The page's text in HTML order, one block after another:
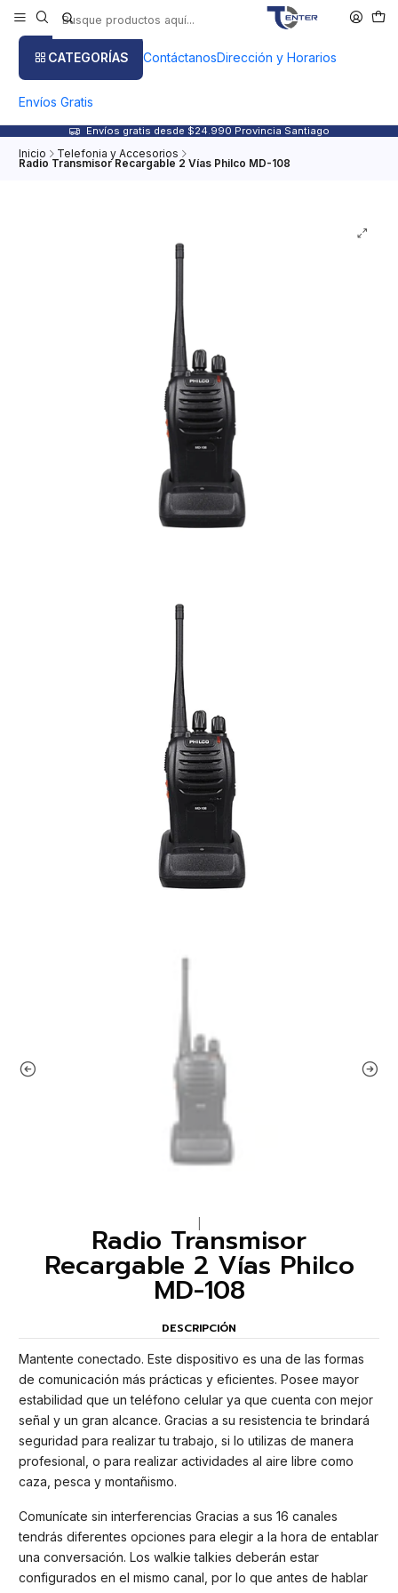
CATEGORÍAS ContáctanosDirección y Horarios
Envíos Gratis
Envíos gratis desde $24.990 Provincia Santiago
Inicio Telefonia y Accesorios
Radio Transmisor Recargable 2 Vías Philco MD-108
Radio Transmisor
Recargable 2 Vías Philco
MD-108
DESCRIPCIÓN
Mantente conectado. Este dispositivo es una de las formas
de comunicación más prácticas y eficientes. Posee mayor
estabilidad que un teléfono celular ya que cuenta con mejor
señal y un gran alcance. Gracias a su resistencia te brindará
seguridad para realizar tu trabajo, si lo utilizas de manera
profesional, o para realizar actividades al aire libre como
caza, pesca y montañismo.
Comunícate sin interferencias Gracias a sus 16 canales
tendrás diferentes opciones para elegir a la hora de entablar
una conversación. Los walkie talkies deberán estar
configurados en el mismo canal, por lo que antes de hablar